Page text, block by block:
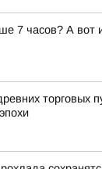
7 часов? А вот
торговых